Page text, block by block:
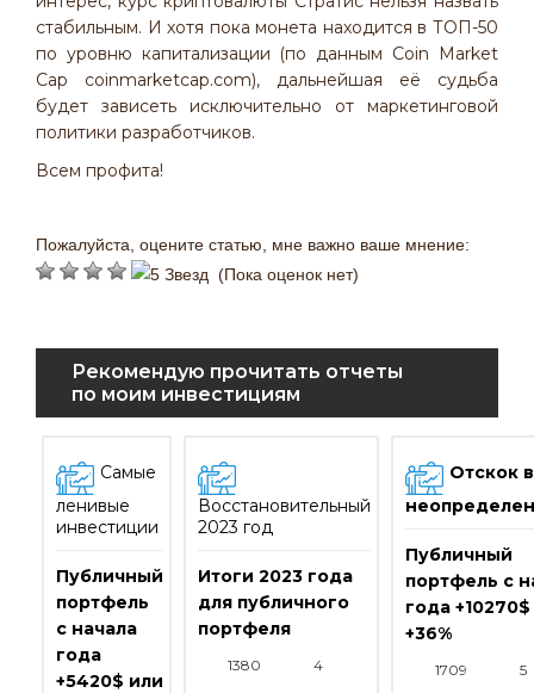
стабильным. И хотя пока монета находится в ТОП-50
по уровню капитализации (по данным Coin Market
Cap coinmarketcap.com), дальнейшая её судьба
будет зависеть исключительно от маркетинговой
политики разработчиков.
Всем профита!
Пожалуйста, оцените статью, мне важно ваше мнение:
(Пока оценок нет)
Рекомендую прочитать отчеты
по моим инвестициям
Самые
ленивые
инвестиции
Публичный
портфель
с начала
года
+5420$ или
Восстановительный
2023 год
Итоги 2023 года
для публичного
портфеля
1380 4
Отскок в
Публичный
портфель с
года
+36%
1709 5